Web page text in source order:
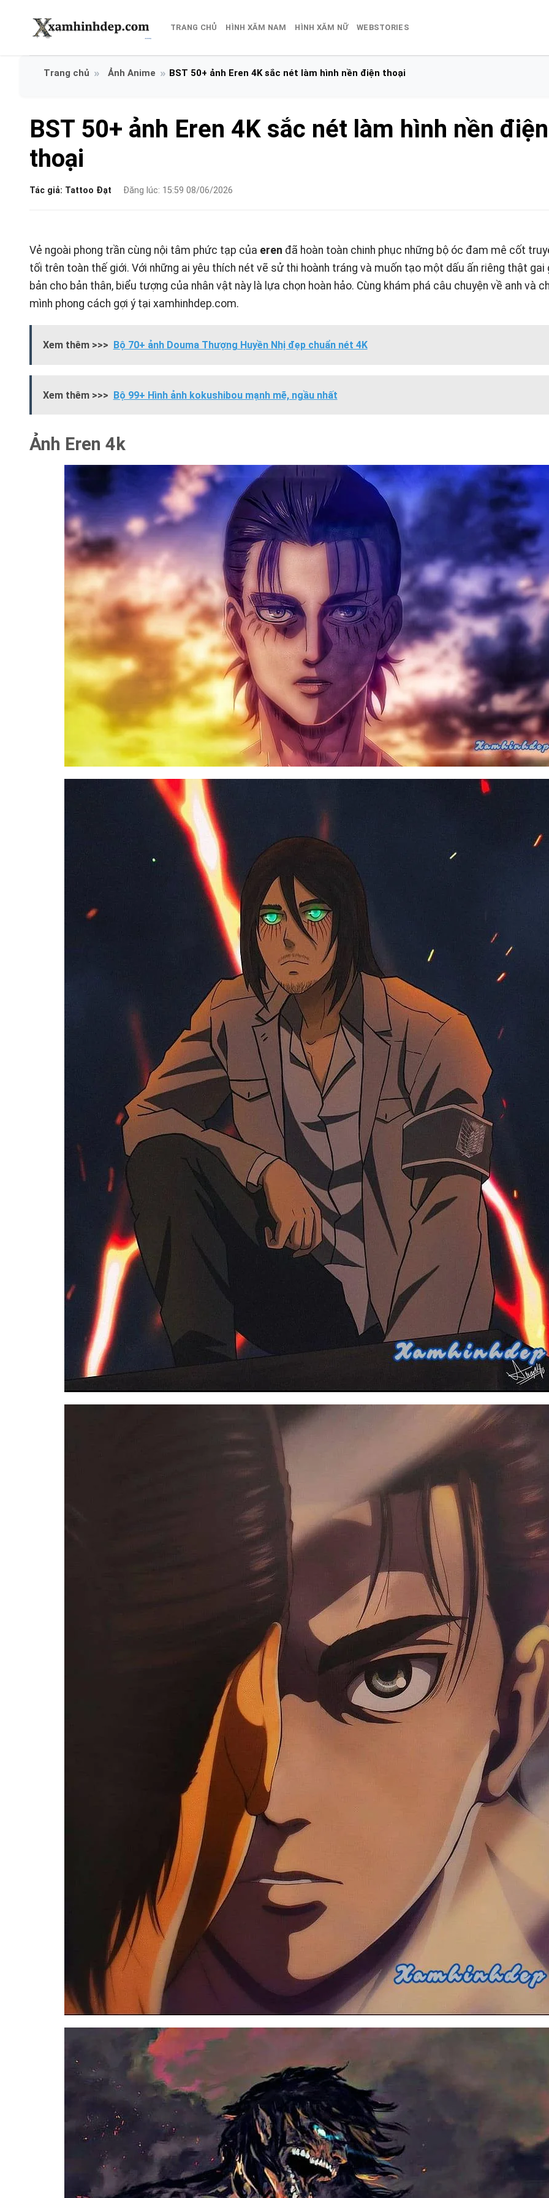
TRANG CHỦ HÌNH XĂM NAM HÌNH XĂM NỮ WEBSTORIES
Ảnh Anime BST 50+ ảnh Eren 4K sắc nét làm hình nền điện thoại
BST 50+ ảnh Eren 4K sắc nét làm hình nền điện
thoại
Tác giả: Tattoo Đạt Đăng lúc: 15:59 08/06/2026
Vẻ ngoài phong trần cùng nội tâm phức tạp của eren đã hoàn toàn chinh phục những bộ óc đam mê cốt
tối trên toàn thế giới. Với những ai yêu thích nét vẽ sử thi hoành tráng và muốn tạo một dấu ấn riêng thật gai
bản cho bản thân, biểu tượng của nhân vật này là lựa chọn hoàn hảo. Cùng khám phá câu chuyện về anh và
mình phong cách gợi ý tại xamhinhdep.com.
Xem thêm >>> Bộ 70+ ảnh Douma Thượng Huyền Nhị đẹp chuẩn nét 4K
Xem thêm >>> Bộ 99+ Hình ảnh kokushibou mạnh mẽ, ngầu nhất
Ảnh Eren 4k